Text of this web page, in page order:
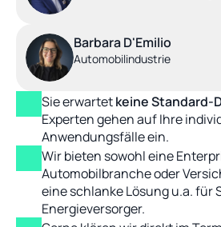
Barbara D'Emilio
Automobilindustrie
Sie erwartet keine Standard-
Experten gehen auf Ihre
Anwendungsfälle ein.
Wir bieten sowohl eine
Automobilbranche oder
eine schlanke Lösung u.a. für
Energieversorger.